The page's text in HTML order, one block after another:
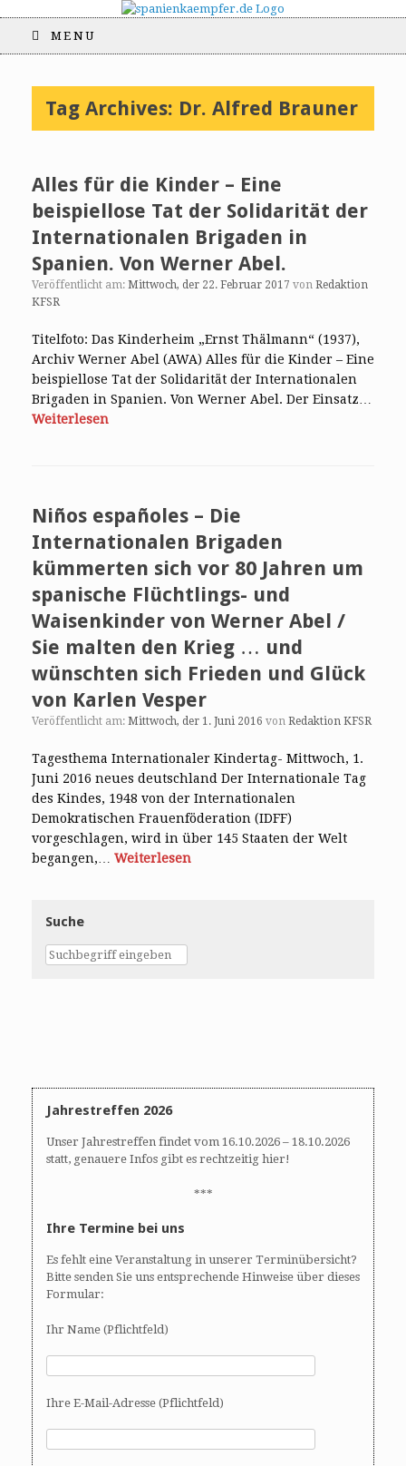
MENU
Tag Archives: Dr. Alfred Brauner
Alles für die Kinder – Eine
beispiellose Tat der Solidarität der
Internationalen Brigaden in
Spanien. Von Werner Abel.
Veröffentlicht am: Mittwoch, der 22. Februar 2017 von Redaktion
KFSR
Titelfoto: Das Kinderheim „Ernst Thälmann“ (1937),
Archiv Werner Abel (AWA) Alles für die Kinder – Eine
beispiellose Tat der Solidarität der Internationalen
Brigaden in Spanien. Von Werner Abel. Der Einsatz…
Weiterlesen
Niños españoles – Die
Internationalen Brigaden
kümmerten sich vor 80 Jahren um
spanische Flüchtlings- und
Waisenkinder von Werner Abel /
Sie malten den Krieg … und
wünschten sich Frieden und Glück
von Karlen Vesper
Veröffentlicht am: Mittwoch, der 1. Juni 2016 von Redaktion KFSR
Tagesthema Internationaler Kindertag- Mittwoch, 1.
Juni 2016 neues deutschland Der Internationale Tag
des Kindes, 1948 von der Internationalen
Demokratischen Frauenföderation (IDFF)
vorgeschlagen, wird in über 145 Staaten der Welt
begangen,… Weiterlesen
Suche
Jahrestreffen 2026
Unser Jahrestreffen findet vom 16.10.2026 – 18.10.2026
statt, genauere Infos gibt es rechtzeitig hier!
***
Ihre Termine bei uns
Es fehlt eine Veranstaltung in unserer Terminübersicht?
Bitte senden Sie uns entsprechende Hinweise über dieses
Formular:
Ihr Name (Pflichtfeld)
Ihre E-Mail-Adresse (Pflichtfeld)